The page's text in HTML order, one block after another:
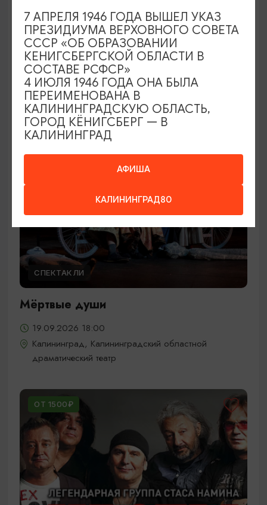
КОНЦЕРТЫ
Игорь Саруханов
19.09.2026 18:00
Светлогорск, Театр эстрады «Янтарь-холл»
ОТ 500₽ ПУШКИНСКАЯ КАРТА
СПЕКТАКЛИ
Мёртвые души
19.09.2026 18:00
Калининград, Калининградский областной
драматический театр
ОТ 1500₽
АФИША
КАЛИНИНГРАД80
7 АПРЕЛЯ 1946 ГОДА ВЫШЕЛ УКАЗ
ПРЕЗИДИУМА ВЕРХОВНОГО СОВЕТА
СССР «ОБ ОБРАЗОВАНИИ
КЕНИГСБЕРГСКОЙ ОБЛАСТИ В
СОСТАВЕ РСФСР»
4 ИЮЛЯ 1946 ГОДА ОНА БЫЛА
ПЕРЕИМЕНОВАНА В
КАЛИНИНГРАДСКУЮ ОБЛАСТЬ,
ГОРОД КЁНИГСБЕРГ — В
КАЛИНИНГРАД